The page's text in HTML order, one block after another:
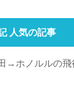
人気の記事
→ホノルルの飛